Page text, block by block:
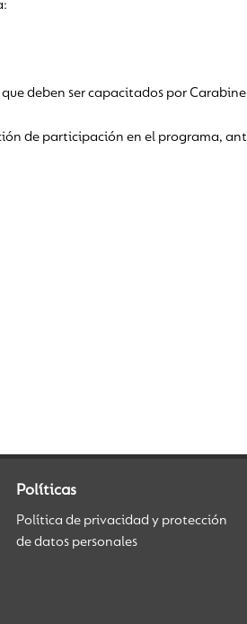
deben ser capacitados por
de participación en el programa,
Políticas
Política de privacidad y protección
de datos personales